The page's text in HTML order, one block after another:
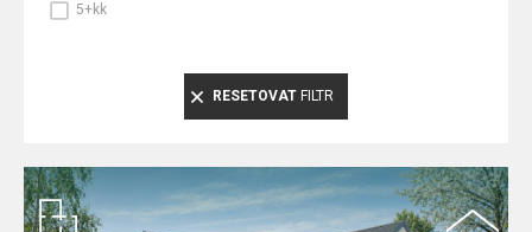
5+kk
RESETOVAT FILTR